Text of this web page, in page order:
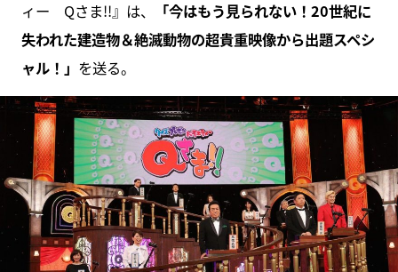
ィー Qさま!!』は、
「今はもう見られない！20世紀に
失われた建造物＆絶滅動物の超貴重映像から出題スペシ
ャル！」 を送る。